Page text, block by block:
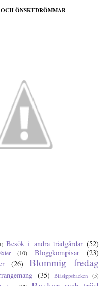
ÖNSKEDRÖMMAR
Besök i andra trädgårdar (52)
(10) Bloggkompisar
(23)
(26)
Blommig fredag
(35) Blåsippsbacken (5)